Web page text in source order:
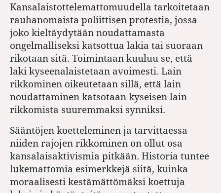
Kansalaistottelemattomuudella tarkoitetaan
rauhanomaista poliittisen protestia, jossa
joko kieltäydytään noudattamasta
ongelmalliseksi katsottua lakia tai suoraan
rikotaan sitä. Toimintaan kuuluu se, että
laki kyseenalaistetaan avoimesti. Lain
rikkominen oikeutetaan sillä, että lain
noudattaminen katsotaan kyseisen lain
rikkomista suuremmaksi synniksi.
Sääntöjen koetteleminen ja tarvittaessa
niiden rajojen rikkominen on ollut osa
kansalaisaktivismia pitkään. Historia tuntee
lukemattomia esimerkkejä siitä, kuinka
moraalisesti kestämättömäksi koettuja